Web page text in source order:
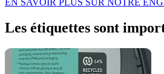
Les étiquettes sont